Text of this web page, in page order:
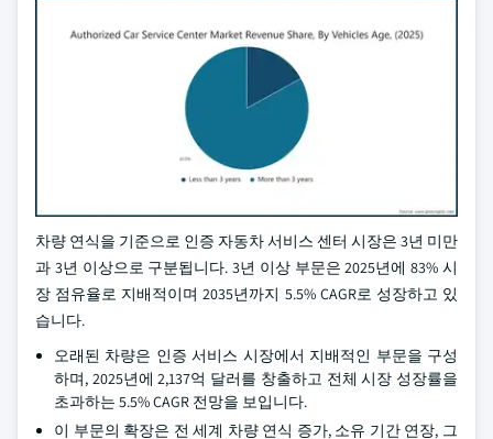
차량 연식을 기준으로 인증 자동차 서비스 센터 시장은 3년 미만
과 3년 이상으로 구분됩니다. 3년 이상 부문은 2025년에 83% 시
장 점유율로 지배적이며 2035년까지 5.5% CAGR로 성장하고 있
습니다.
오래된 차량은 인증 서비스 시장에서 지배적인 부문을 구성
하며, 2025년에 2,137억 달러를 창출하고 전체 시장 성장률을
초과하는 5.5% CAGR 전망을 보입니다.
이 부문의 확장은 전 세계 차량 연식 증가, 소유 기간 연장, 그